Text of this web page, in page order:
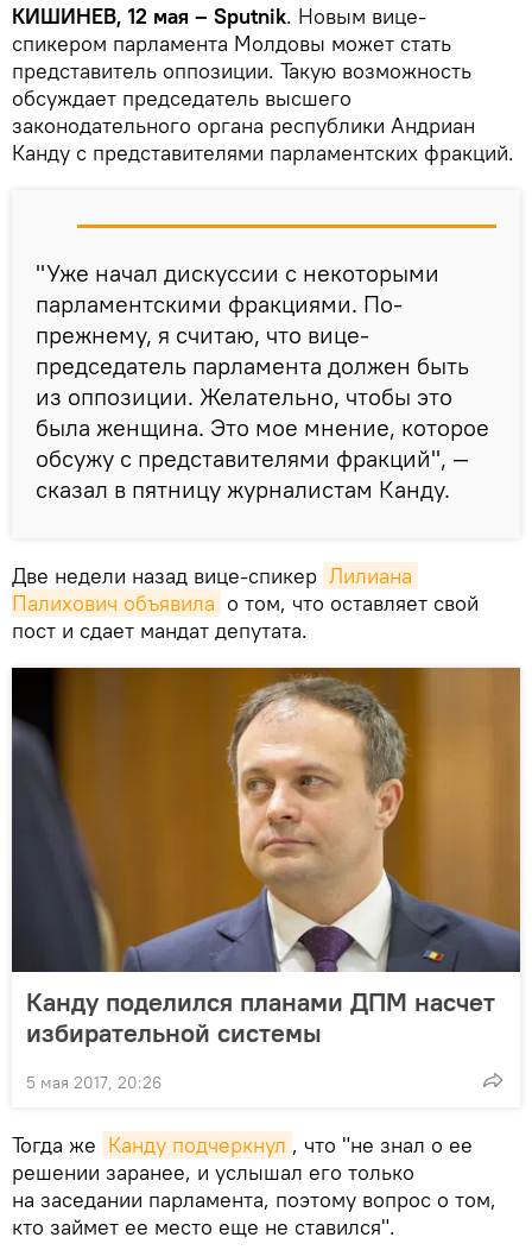
КИШИНЕВ, 12 мая – Sputnik. Новым вице-
спикером парламента Молдовы может стать
представитель оппозиции. Такую возможность
обсуждает председатель высшего
законодательного органа республики Андриан
Канду с представителями парламентских фракций.
"Уже начал дискуссии с некоторыми
парламентскими фракциями. По-
прежнему, я считаю, что вице-
председатель парламента должен быть
из оппозиции. Желательно, чтобы это
была женщина. Это мое мнение, которое
обсужу с представителями фракций", —
сказал в пятницу журналистам Канду.
Две недели назад вице-спикер Лилиана
Палихович объявила о том, что оставляет свой
пост и сдает мандат депутата.
Канду поделился планами ДПМ насчет
избирательной системы
5 мая 2017, 20:26
Тогда же Канду подчеркнул , что "не знал о ее
решении заранее, и услышал его только
на заседании парламента, поэтому вопрос о том,
кто займет ее место еще не ставился".